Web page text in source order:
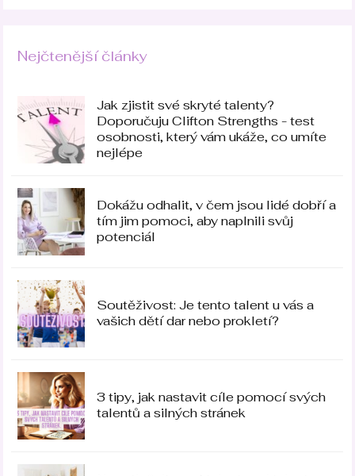
Nejčtenější články
Jak zjistit své skryté talenty?
Doporučuju Clifton Strengths - test
osobnosti, který vám ukáže, co umíte
nejlépe
Dokážu odhalit, v čem jsou lidé dobří a
tím jim pomoci, aby naplnili svůj
potenciál
Soutěživost: Je tento talent u vás a
vašich dětí dar nebo prokletí?
3 tipy, jak nastavit cíle pomocí svých
talentů a silných stránek